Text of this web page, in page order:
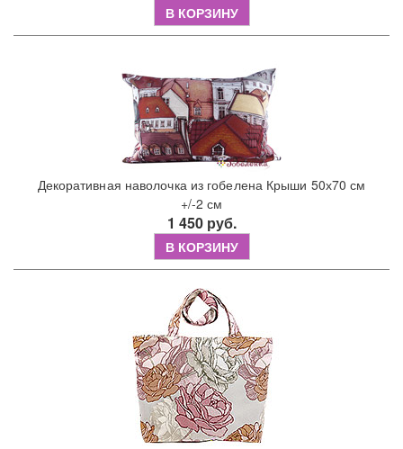
В КОРЗИНУ
Декоративная наволочка из гобелена Крыши 50х70 см
+/-2 см
1 450 руб.
В КОРЗИНУ